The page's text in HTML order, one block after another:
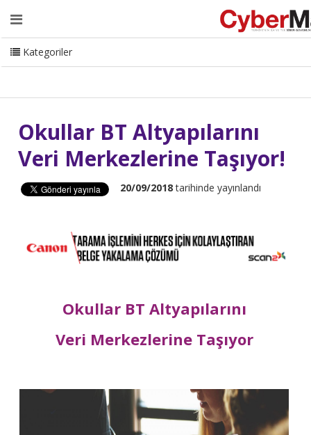
Ana Sayfa Editörden
Yazarlar
Danışmanlık
ISC Turkey Sizden Gelenler
İletişim
CyberMag Logo
Kategoriler
Okullar BT Altyapılarını
Veri Merkezlerine Taşıyor!
20/09/2018tarihinde yayınlandı
Okullar BT Altyapılarını
Veri Merkezlerine Taşıyor